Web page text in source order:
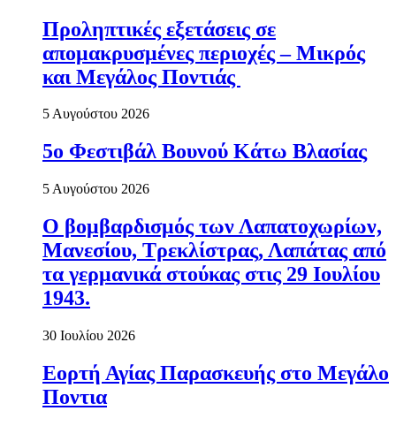
Προληπτικές εξετάσεις σε
απομακρυσμένες περιοχές – Μικρός
και Μεγάλος Ποντιάς
5 Αυγούστου 2026
5ο Φεστιβάλ Βουνού Κάτω Βλασίας
5 Αυγούστου 2026
Ο βομβαρδισμός των Λαπατοχωρίων,
Μανεσίου, Τρεκλίστρας, Λαπάτας από
τα γερμανικά στούκας στις 29 Ιουλίου
1943.
30 Ιουλίου 2026
Εορτή Αγίας Παρασκευής στο Μεγάλο
Ποντια